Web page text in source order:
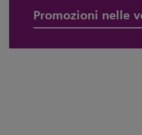
Promozioni nelle